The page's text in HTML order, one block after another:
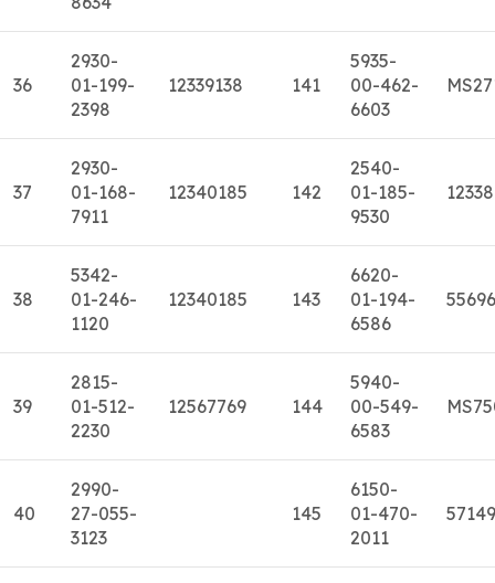
36
2930-
01-199-
2398
12339138 141
5935-
00-462-
6603
37
2930-
01-168-
7911
12340185 142
2540-
01-185-
9530
38
5342-
01-246-
1120
12340185 143
6620-
01-194-
6586
39
2815-
01-512-
2230
12567769 144
5940-
00-549-
6583
40
2990-
27-055-
3123
145
6150-
01-470-
2011